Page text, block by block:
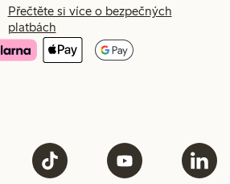
Přečtěte si více o bezpečných
platbách